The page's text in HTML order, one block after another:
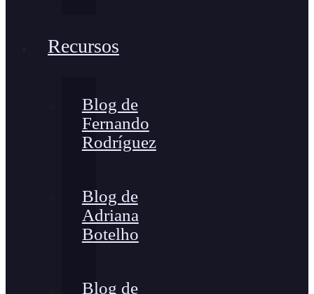
Recursos
Blog de
Fernando
Rodríguez
Blog de
Adriana
Botelho
Blog de